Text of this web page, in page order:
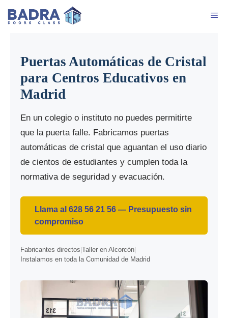
contenido
Puertas Automáticas de Cristal
para Centros Educativos en
Madrid
En un colegio o instituto no puedes permitirte
que la puerta falle. Fabricamos puertas
automáticas de cristal que aguantan el uso diario
de cientos de estudiantes y cumplen toda la
normativa de seguridad y evacuación.
Llama al 628 56 21 56 — Presupuesto sin
compromiso
Fabricantes directos Taller en Alcorcón
Instalamos en toda la Comunidad de Madrid